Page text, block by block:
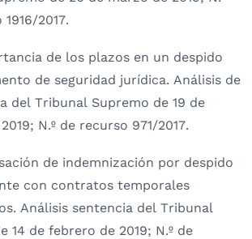
2017.
de los plazos en un despido
de seguridad jurídica. Análisis de
del Tribunal Supremo de 19 de
N.º de recurso 971/2017.
de indemnización por despido
con contratos temporales
Análisis sentencia del Tribunal
14 de febrero de 2019; N.º de